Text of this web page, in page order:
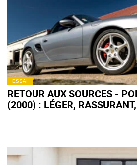
ESSAI
RETOUR AUX SOURCES -
(2000) : LÉGER,